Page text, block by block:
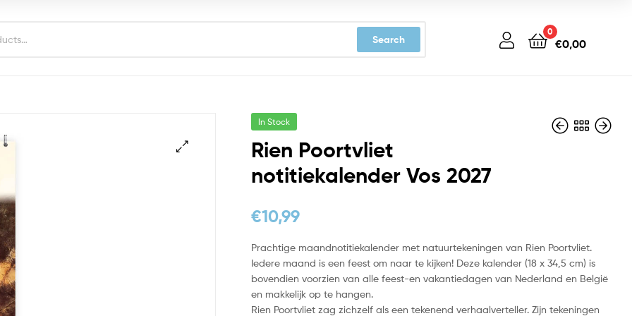
Search
0
€0,00
In Stock
Rien Poortvliet
notitiekalender Vos 2027
€10,99
Prachtige maandnotitiekalender met natuurtekeningen van Rien Poortvliet.
Iedere maand is een feest om naar te kijken! Deze kalender (18 x 34,5 cm) is
bovendien voorzien van alle feest-en vakantiedagen van Nederland en België
en makkelijk op te hangen.
Rien Poortvliet zag zichzelf als een tekenend verhaalverteller. Zijn tekeningen